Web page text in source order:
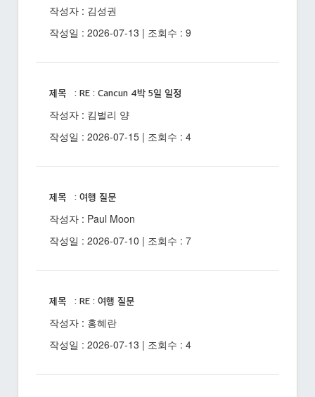
작성자 : 김성권
작성일 : 2026-07-13 | 조회수 : 9
제목 : RE : Cancun 4박 5일 일정
작성자 : 킴벌리 양
작성일 : 2026-07-15 | 조회수 : 4
제목 : 여행 질문
작성자 : Paul Moon
작성일 : 2026-07-10 | 조회수 : 7
제목 : RE : 여행 질문
작성자 : 홍혜란
작성일 : 2026-07-13 | 조회수 : 4